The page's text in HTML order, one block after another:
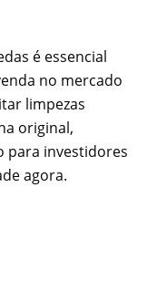
é essencial
no mercado
limpezas
original,
para investidores
agora.